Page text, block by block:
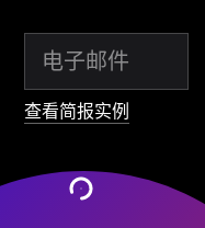
查看简报实例
订阅